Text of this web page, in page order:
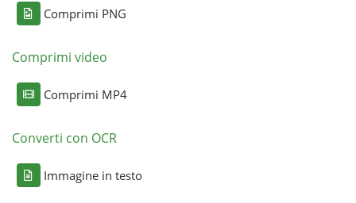
Comprimi PNG
Comprimi video
Comprimi MP4
Converti con OCR
Immagine in testo